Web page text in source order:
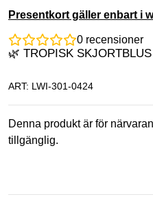
Presentkort gäller enbart i
0 recensioner
🌿 TROPISK
ART: LWI-301-0424
Denna produkt är för
tillgänglig.